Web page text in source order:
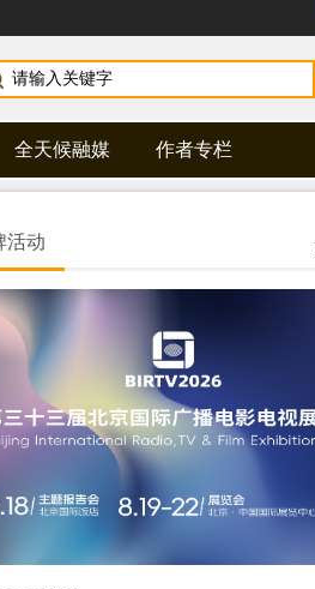
全天候融媒 作者专栏
活动